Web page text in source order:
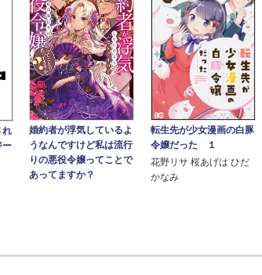
れ
ー
婚約者が浮気しているよ
うなんですけど私は流行
りの悪役令嬢ってことで
あってますか？
転生先が少女漫画の白豚
令嬢だった １
花野リサ 桜あげは ひだ
かなみ